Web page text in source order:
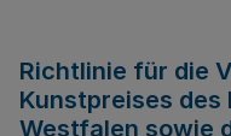
Richtlinie für die
Kunstpreises des
Westfalen sowie